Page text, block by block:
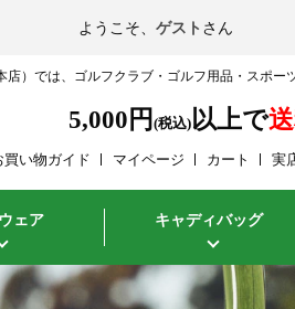
ようこそ、ゲスト さん
店）では、ゴルフクラブ・ゴルフ用品・スポー
5,000円 (税込)以上で
買い物ガイド マイページ カート 実
ェア キャディバッグ